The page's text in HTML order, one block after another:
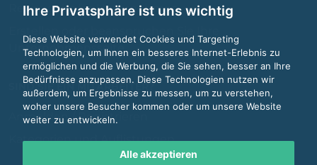
Ihre Privatsphäre ist uns wichtig
Diese Website verwendet Cookies und Targeting
Technologien, um Ihnen ein besseres Internet-Erlebnis zu
ermöglichen und die Werbung, die Sie sehen, besser an Ihre
Bedürfnisse anzupassen. Diese Technologien nutzen wir
außerdem, um Ergebnisse zu messen, um zu verstehen,
woher unsere Besucher kommen oder um unsere Website
weiter zu entwickeln.
Alle akzeptieren
Review.jobs für Unternehmen
Unternehmensseite
SIND SIE EIN MITARBEITER?
Anmelden / Registrieren
Kategorien und Auflistungen